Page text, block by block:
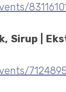
Sirup |